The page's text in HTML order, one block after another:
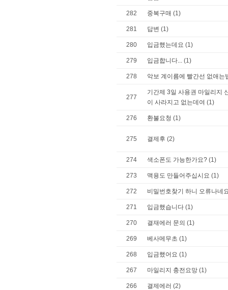
282 중복구매 (1)
281 답변 (1)
280 입금했는데요 (1)
279 입금합니다... (1)
278 악보 계이름에 빨간선 없애는
277
기간제 3일 사용권 마일리지
이 사라지고 없는데여 (1)
276 환불요청 (1)
275 결제후 (2)
274 색소폰도 가능한가요? (1)
273 맥용도 만들어주십시요 (1)
272 비밀번호찾기 하니 오류나네
271 입금했습니다 (1)
270 결재에러 문의 (1)
269 베사메무초 (1)
268 입금했어요 (1)
267 마일리지 충전요망 (1)
266 결제에러 (2)